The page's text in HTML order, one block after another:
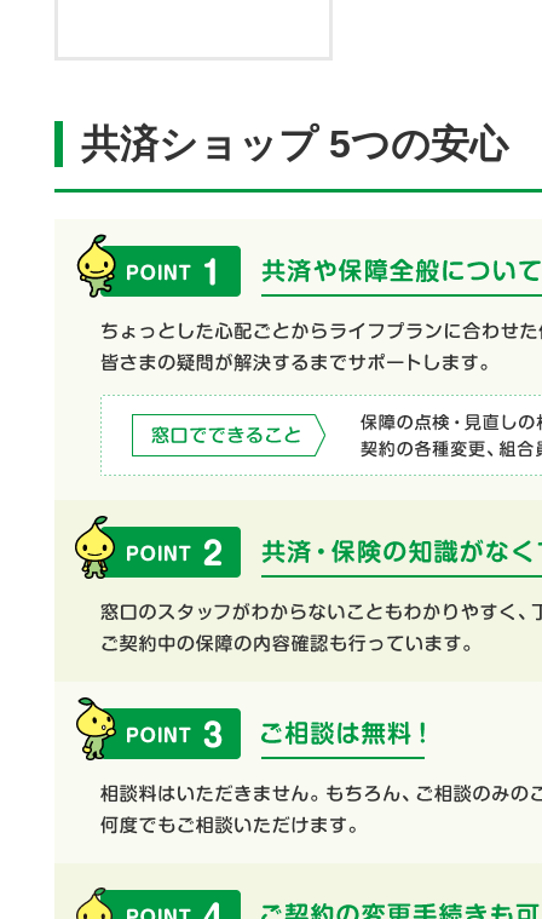
共済ショップ 5つの安心